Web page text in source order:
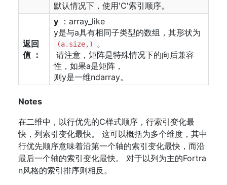
默认情况下，使用'C'索引顺序。
返回
值 ：
y ：array_like
y是与a具有相同子类型的数组，其形状为
(a.size,)
。
请注意，矩阵是特殊情况下的向后兼容
性，如果a是矩阵，
则y是一维ndarray。
Notes
在二维中，以行优先的C样式顺序，行索引变化最
快，列索引变化最快。 这可以概括为多个维度，其中
行优先顺序意味着沿第一个轴的索引变化最快，而沿
最后一个轴的索引变化最快。 对于以列为主的Fortra
n风格的索引排序则相反。